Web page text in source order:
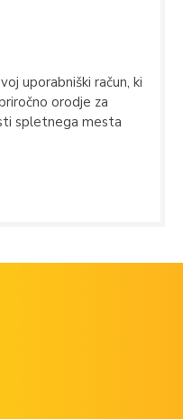
uporabniški račun, ki
orodje za
spletnega mesta